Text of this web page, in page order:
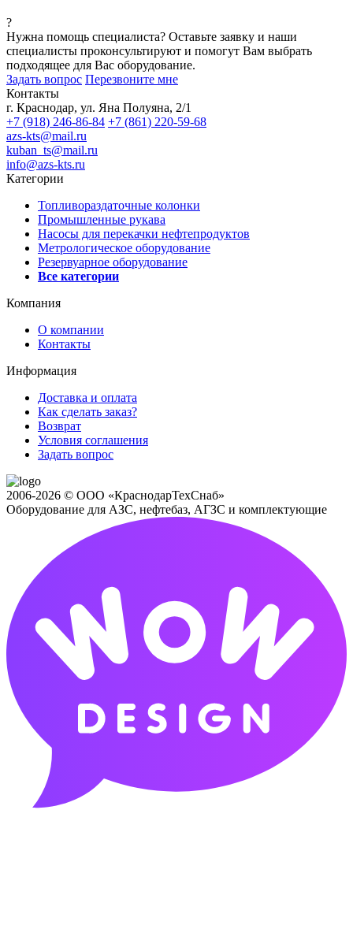
?
Нужна помощь специалиста? Оставьте заявку и наши
специалисты проконсультируют и помогут Вам выбрать
подходящее для Вас оборудование.
Задать вопрос Перезвоните мне
Контакты
г. Краснодар, ул. Яна Полуяна, 2/1
+7 (918) 246-86-84 +7 (861) 220-59-68
azs-kts@mail.ru
kuban_ts@mail.ru
info@azs-kts.ru
Категории
Топливораздаточные колонки
Промышленные рукава
Насосы для перекачки нефтепродуктов
Метрологическое оборудование
Резервуарное оборудование
Все категории
Компания
О компании
Контакты
Информация
Доставка и оплата
Как сделать заказ?
Возврат
Условия соглашения
Задать вопрос
2006-2026 © ООО «КраснодарТехСнаб»
Оборудование для АЗС, нефтебаз, АГЗС и комплектующие